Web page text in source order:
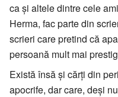
ca şi altele dintre cele
Herma, fac parte din
scrieri care pretind că
persoană mult mai
Există însă şi cărţi din
apocrife, dar care, deşi